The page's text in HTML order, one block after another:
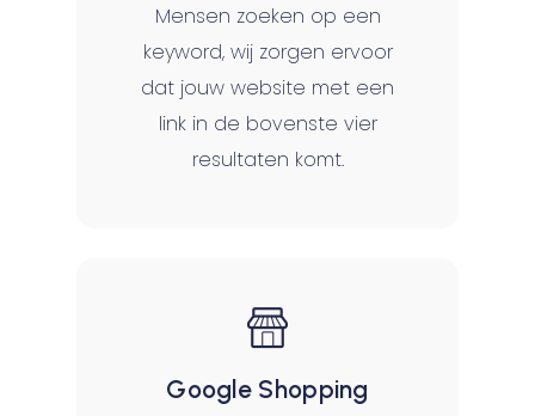
Mensen zoeken op een
keyword, wij zorgen ervoor
dat jouw website met een
link in de bovenste vier
resultaten komt.
Google Shopping